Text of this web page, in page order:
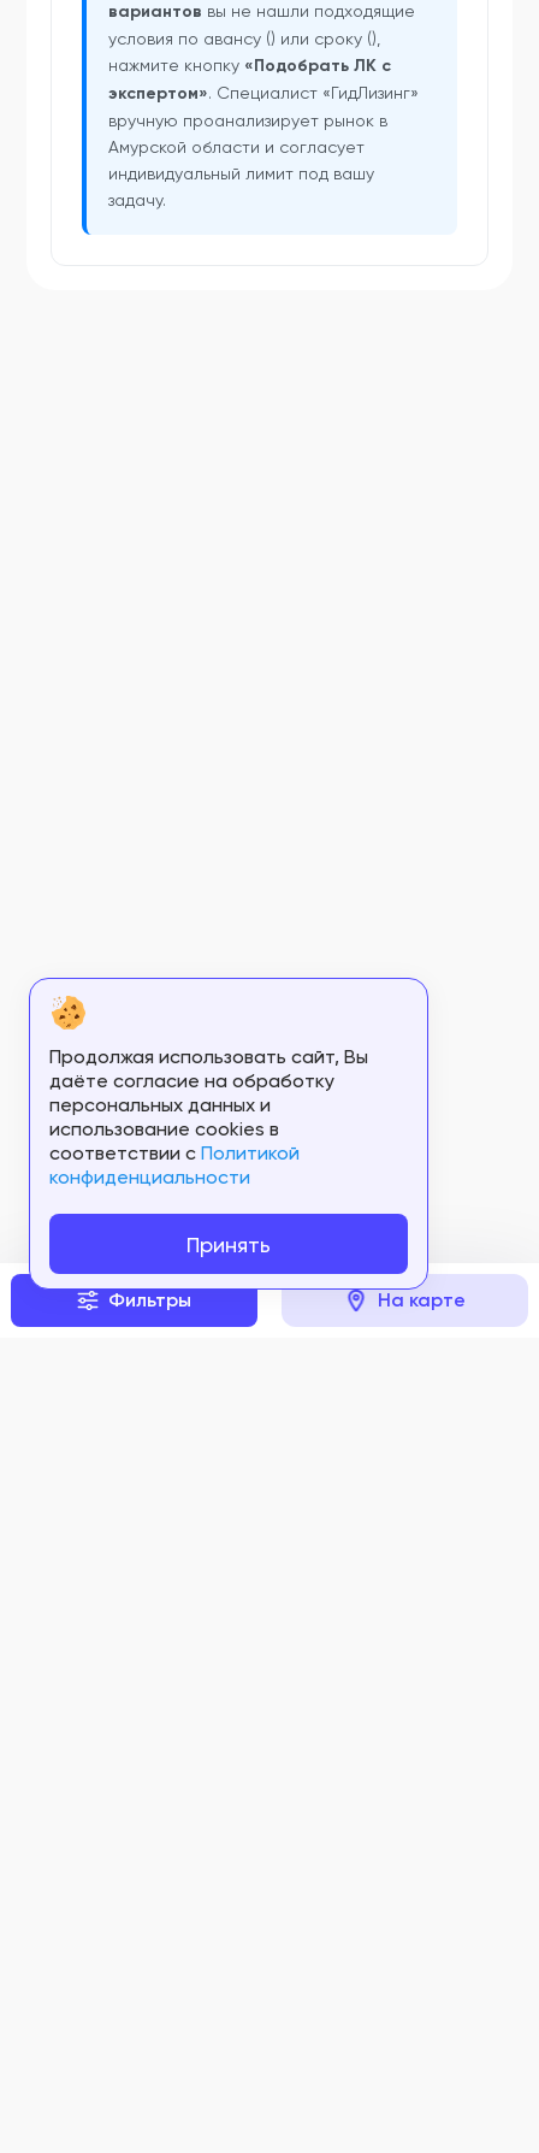
Фильтры На карте
вариантов вы не нашли подходящие
условия по авансу () или сроку (),
нажмите кнопку «Подобрать ЛК с
экспертом». Специалист «ГидЛизинг»
вручную проанализирует рынок в
Амурской области и согласует
индивидуальный лимит под вашу
задачу.
Продолжая использовать сайт, Вы
даёте согласие на обработку
персональных данных и
использование cookies в
соответствии c Политикой
конфиденциальности
Принять